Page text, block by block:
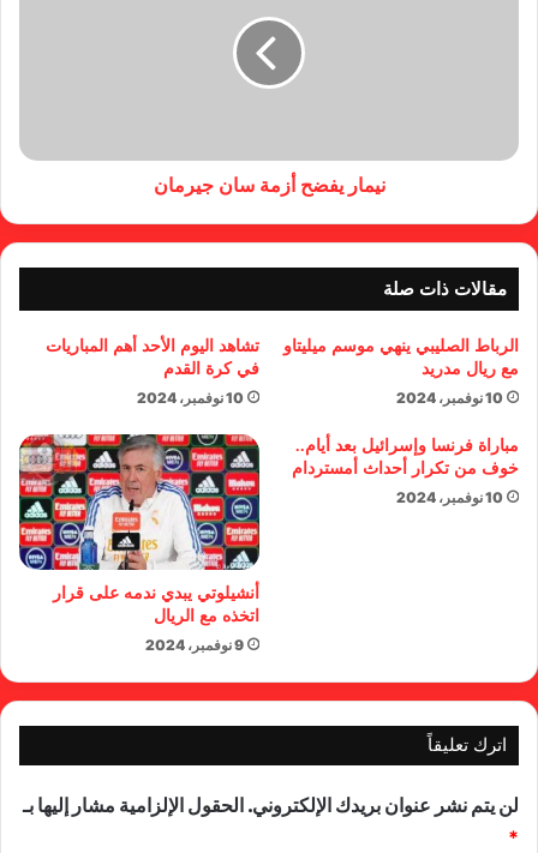
نيمار يفضح أزمة سان جيرمان
مقالات ذات صلة
الرباط الصليبي ينهي موسم ميليتاو
مع ريال مدريد
10 نوفمبر، 2024
تشاهد اليوم الأحد أهم المباريات
في كرة القدم
10 نوفمبر، 2024
مباراة فرنسا وإسرائيل بعد أيام..
خوف من تكرار أحداث أمستردام
10 نوفمبر، 2024
أنشيلوتي يبدي ندمه على قرار
اتخذه مع الريال
9 نوفمبر، 2024
اترك تعليقاً
لن يتم نشر عنوان بريدك الإلكتروني. الحقول الإلزامية مشار إليها بـ
*